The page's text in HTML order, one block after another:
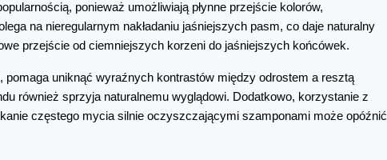
ponieważ umożliwiają płynne przejście kolorów,
na nieregularnym nakładaniu jaśniejszych pasm, co daje naturalny
przejście od ciemniejszych korzeni do jaśniejszych końcówek.
, pomaga uniknąć wyraźnych kontrastów między odrostem a resztą
również sprzyja naturalnemu wyglądowi. Dodatkowo, korzystanie z
częstego mycia silnie oczyszczającymi szamponami może opóźnić